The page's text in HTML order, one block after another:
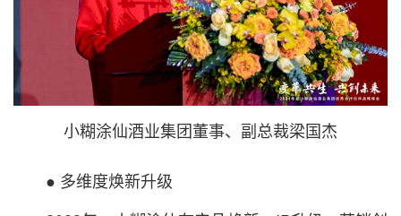
小糊涂仙酒业集团董事、副总裁梁国杰
● 多维度焕新升级